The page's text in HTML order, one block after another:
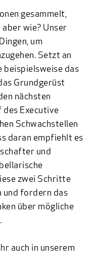
gesammelt,
aber wie? Unser
um
Setzt an
das
Grundgerüst
nächsten
Executive
Schwachstellen
daran empfiehlt es
und
zwei Schritte
und fordern das
über mögliche
auch in unserem